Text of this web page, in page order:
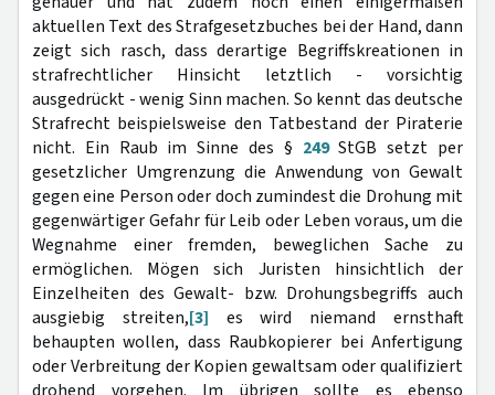
aktuellen Text des Strafgesetzbuches bei der Hand, dann
zeigt sich rasch, dass derartige Begriffskreationen in
strafrechtlicher Hinsicht letztlich - vorsichtig
ausgedrückt - wenig Sinn machen. So kennt das deutsche
Strafrecht beispielsweise den Tatbestand der Piraterie
nicht. Ein Raub im Sinne des § 249StGB setzt per
gesetzlicher Umgrenzung die Anwendung von Gewalt
gegen eine Person oder doch zumindest die Drohung mit
gegenwärtiger Gefahr für Leib oder Leben voraus, um die
Wegnahme einer fremden, beweglichen Sache zu
ermöglichen. Mögen sich Juristen hinsichtlich der
Einzelheiten des Gewalt- bzw. Drohungsbegriffs auch
ausgiebig streiten,[3] es wird niemand ernsthaft
behaupten wollen, dass Raubkopierer bei Anfertigung
oder Verbreitung der Kopien gewaltsam oder qualifiziert